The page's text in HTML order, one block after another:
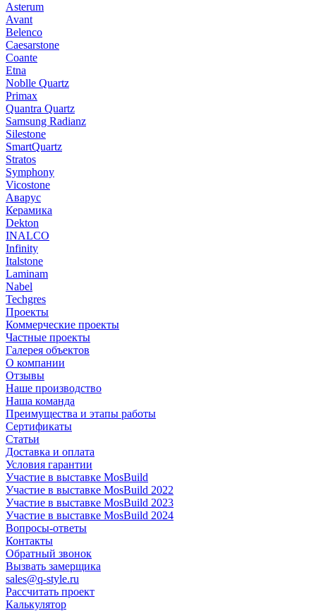
Asterum
Avant
Belenco
Caesarstone
Coante
Etna
Noblle Quartz
Primax
Quantra Quartz
Samsung Radianz
Silestone
SmartQuartz
Stratos
Symphony
Vicostone
Аварус
Керамика
Dekton
INALCO
Infinity
Italstone
Laminam
Nabel
Techgres
Проекты
Коммерческие проекты
Частные проекты
Галерея объектов
О компании
Отзывы
Наше производство
Наша команда
Преимущества и этапы работы
Сертификаты
Статьи
Доставка и оплата
Условия гарантии
Участие в выставке MosBuild
Участие в выставке MosBuild 2022
Участие в выставке MosBuild 2023
Участие в выставке MosBuild 2024
Вопросы-ответы
Контакты
Обратный звонок
Вызвать замерщика
sales@q-style.ru
Рассчитать проект
Калькулятор